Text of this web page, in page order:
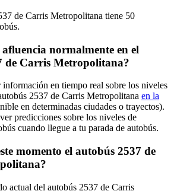
de Carris Metropolitana tiene 50
normalmente en el
de Carris Metropolitana?
información en tiempo real sobre los niveles
2537 de Carris Metropolitana en la
en determinadas ciudades o trayectos).
predicciones sobre los niveles de
cuando llegue a tu parada de autobús.
momento el autobús 2537 de
actual del autobús 2537 de Carris